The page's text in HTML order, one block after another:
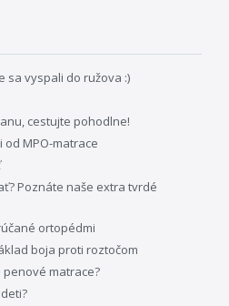
sa vyspali do ružova :)
cestujte pohodlne!
MPO-matrace
Poznáte naše extra tvrdé
ortopédmi
boja proti roztočom
matrace?